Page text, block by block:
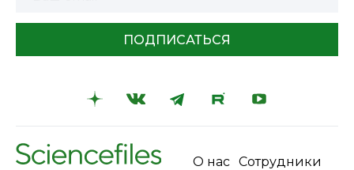
ПОДПИСАТЬСЯ
О нас Сотрудники